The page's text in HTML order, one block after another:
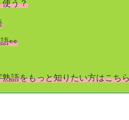
使う？
👀
語をもっと知りたい方はこち